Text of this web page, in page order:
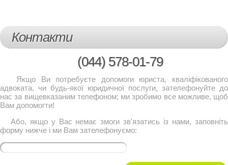
Контакти
(044) 578-01-79
Якщо Ви потребуєте допомоги юриста, кваліфікованого
адвоката, чи будь-якої юридичної послуги, зателефонуйте до
нас за вищевказаним телефоном; ми зробимо все можливе, щоб
Вам допомогти!
Або, якщо у Вас немає змоги зв'язатись із нами, заповніть
форму нижче і ми Вам зателефонуємо: